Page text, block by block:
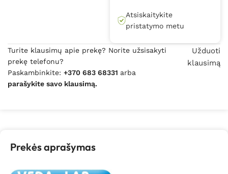
Atsiskaitykite
pristatymo metu
Turite klausimų apie prekę? Norite užsisakyti
prekę telefonu?
Paskambinkite: +370 683 68331 arba
parašykite savo klausimą.
Užduoti
klausimą
Prekės aprašymas